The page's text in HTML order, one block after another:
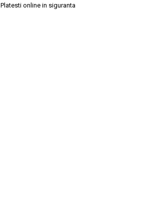
Platesti online in siguranta